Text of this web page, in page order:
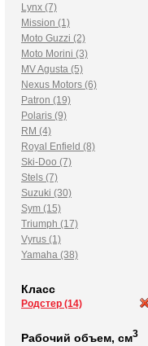
Lynx (7)
Mission (1)
Moto Guzzi (2)
Moto Morini (3)
MV Agusta (5)
Nexus Motors (6)
Patron (19)
Polaris (9)
RM (4)
Royal Enfield (8)
Ski-Doo (7)
Stels (7)
Suzuki (30)
Sym (15)
Triumph (17)
Vyrus (1)
Yamaha (38)
Класс
Родстер (14)
Рабочий объем, см3